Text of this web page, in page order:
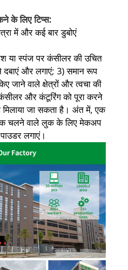
के लिए टिप्स:
में और कई बार डुबोएं
या स्पंज पर कंसीलर की उचित
दबाएं और लगाएं; 3) समान रूप
जाने वाले क्षेत्रों और त्वचा की
और कंटूरिंग को पूरा करने
जा सकता है। अंत में, एक
चलने वाले लुक के लिए मेकअप
लगाएं।